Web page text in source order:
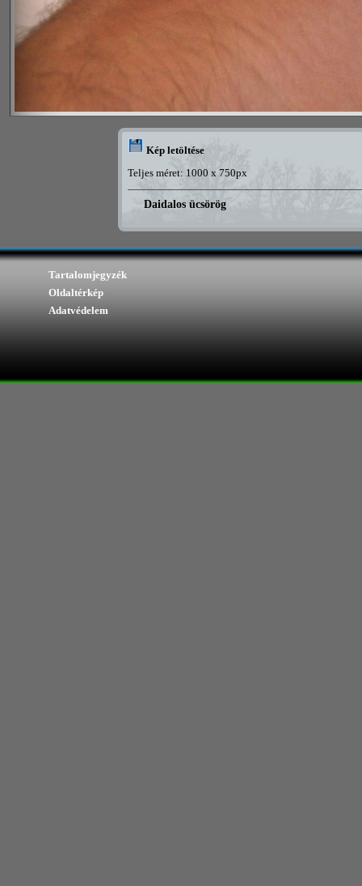
Kép letöltése
Teljes méret: 1000 x 750px
Daidalos ücsörög
Tartalomjegyzék
Oldaltérkép
Adatvédelem